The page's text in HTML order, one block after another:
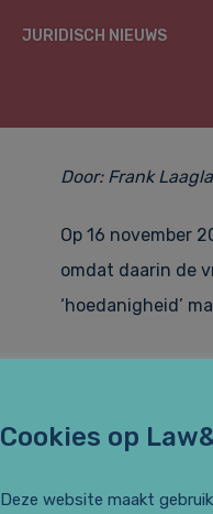
JURIDISCH NIEUWS
Door: Frank
Op 16 november
omdat daarin de
‘hoedanigheid’
een vordering
Cookies op
Deze website maakt